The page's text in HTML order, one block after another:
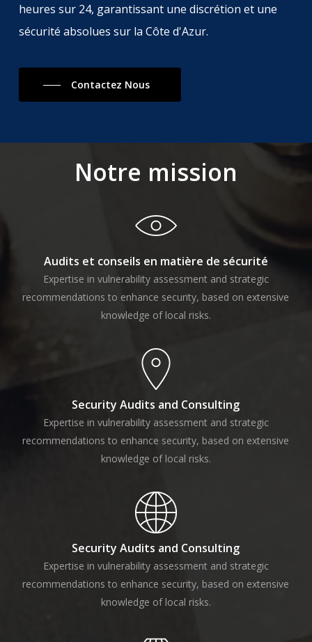
heures sur 24, garantissant une discrétion et une
sécurité absolues sur la Côte d'Azur.
Contactez Nous
Notre mission
Audits et conseils en matière de sécurité
Expertise in vulnerability assessment and strategic
recommendations to enhance security, based on extensive
knowledge of local risks.
Security Audits and Consulting
Expertise in vulnerability assessment and strategic
recommendations to enhance security, based on extensive
knowledge of local risks.
Security Audits and Consulting
Expertise in vulnerability assessment and strategic
recommendations to enhance security, based on extensive
knowledge of local risks.